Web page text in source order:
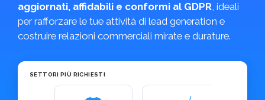
aggiornati, affidabili e conformi al GDPR, ideali
per rafforzare le tue attività di lead generation e
costruire relazioni commerciali mirate e durature.
SETTORI PIÙ RICHIESTI